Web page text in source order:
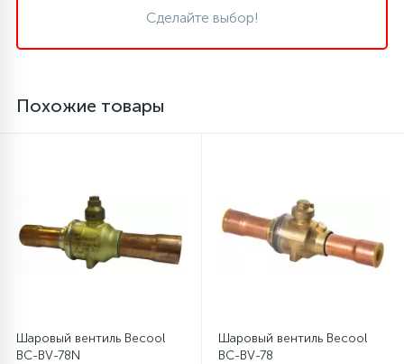
Сливные фильтры
Смазки
Суппорты (ступицы)
ТЭНы (нагревательные элементы)
Сделайте выбор!
Похожие товары
Шаровый вентиль Becool
BC-BV-78N
Шаровый вентиль Becool
BC-BV-78